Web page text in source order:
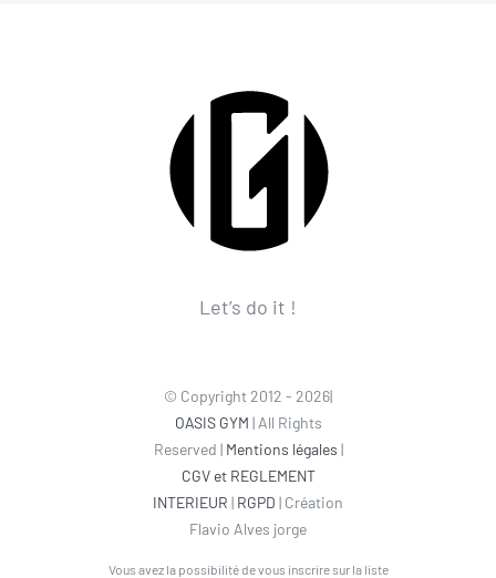
Let’s do it !
© Copyright 2012 - 2026|
OASIS GYM | All Rights
Reserved | Mentions légales |
CGV et REGLEMENT
INTERIEUR | RGPD | Création
Flavio Alves jorge
Vous avez la possibilité de vous inscrire sur la liste